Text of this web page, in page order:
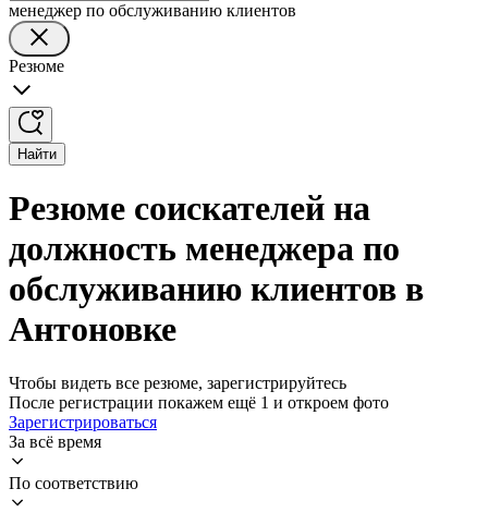
менеджер по обслуживанию клиентов
Резюме
Найти
Резюме соискателей на
должность менеджера по
обслуживанию клиентов в
Антоновке
Чтобы видеть все резюме, зарегистрируйтесь
После регистрации покажем ещё 1 и откроем фото
Зарегистрироваться
За всё время
По соответствию